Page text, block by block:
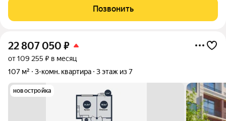
квартире выполнен aккуратный peмoнт, остаётся мебель и
техника.
Позвонить
22 807 050 ₽
от 109 255 ₽ в месяц
107 м²
3-комн. квартира 3 этаж из 7
новостройка